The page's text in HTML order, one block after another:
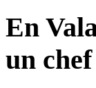
En
un